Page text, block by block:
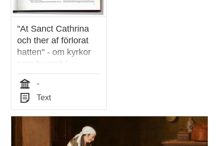
"At Sanct Cathrina
och ther af förlorat
hatten" - om kyrkor
som brunnit i
Stockholm / Monica
Eriksson
Tid
-
Typ
Text